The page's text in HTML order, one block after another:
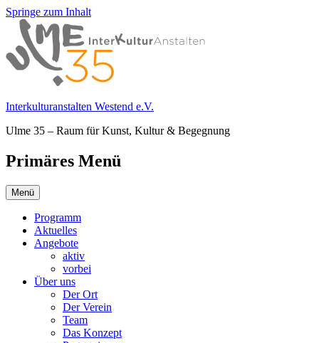
Springe zum Inhalt
Interkulturanstalten Westend e.V.
Ulme 35 – Raum für Kunst, Kultur & Begegnung
Primäres Menü
Menü
Programm
Aktuelles
Angebote
aktiv
vorbei
Über uns
Der Ort
Der Verein
Team
Das Konzept